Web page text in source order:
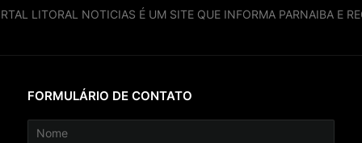
LITORAL NOTICIAS É UM SITE QUE INFORMA PARNAIBA E
FORMULÁRIO DE CONTATO